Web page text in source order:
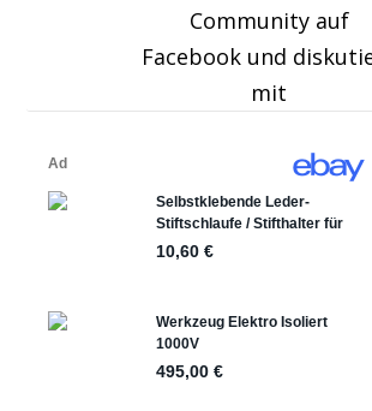
Community auf
Facebook und
mit